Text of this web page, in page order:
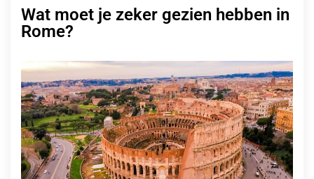
Wat moet je zeker gezien hebben in
Rome?